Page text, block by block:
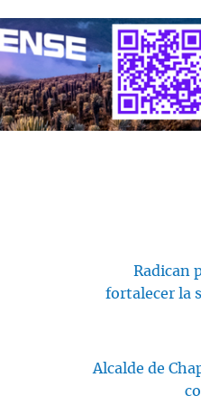
Radican
fortalecer la
Alcalde de